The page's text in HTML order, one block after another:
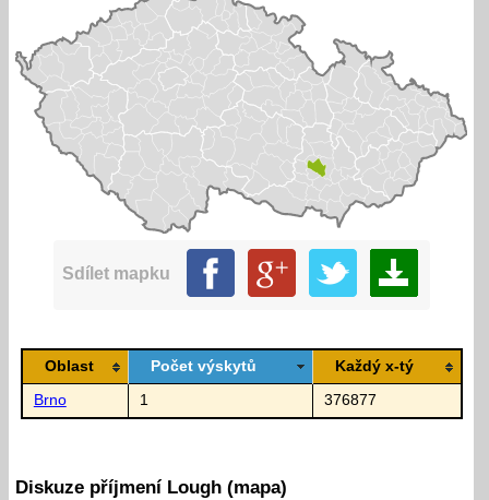
Sdílet mapku
Oblast Počet výskytů Každý x-tý
Brno 1 376877
Diskuze příjmení Lough (mapa)